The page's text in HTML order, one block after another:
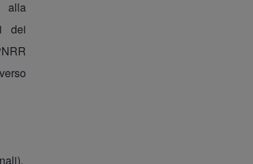
alla
dei